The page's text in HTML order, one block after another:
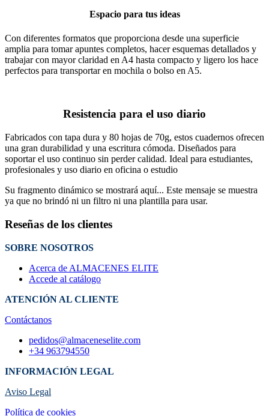
Espacio para tus ideas
Con diferentes formatos que proporciona desde una superficie
amplia para tomar apuntes completos, hacer esquemas detallados y
trabajar con mayor claridad en A4 hasta compacto y ligero los hace
perfectos para transportar en mochila o bolso en A5.
Resistencia para el uso diario
Fabricados con tapa dura y 80 hojas de 70g, estos cuadernos ofrecen
una gran durabilidad y una escritura cómoda. Diseñados para
soportar el uso continuo sin perder calidad. Ideal para estudiantes,
profesionales y uso diario en oficina o estudio
Su fragmento dinámico se mostrará aquí... Este mensaje se muestra
ya que no brindó ni un filtro ni una plantilla para usar.
Reseñas de los clientes
SOBRE NOSOTROS
Acerca de ALMACENES ELITE
Accede al catálogo
ATENCIÓN AL CLIENTE
Contáctanos
pedidos@almaceneselite.com
+34 963794550
INFORMACIÓN LEGAL
Aviso Legal
Política de cookies